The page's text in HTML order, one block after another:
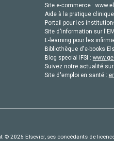
Site e-commerce :
Aide à la pratique
Portail pour les
Site d'information sur
E-learning pour les
Bibliothèque d'e-books
Blog special IFSI :
Suivez notre actualité
Site d'emploi en santé :
© 2026 Elsevier, ses concédants de